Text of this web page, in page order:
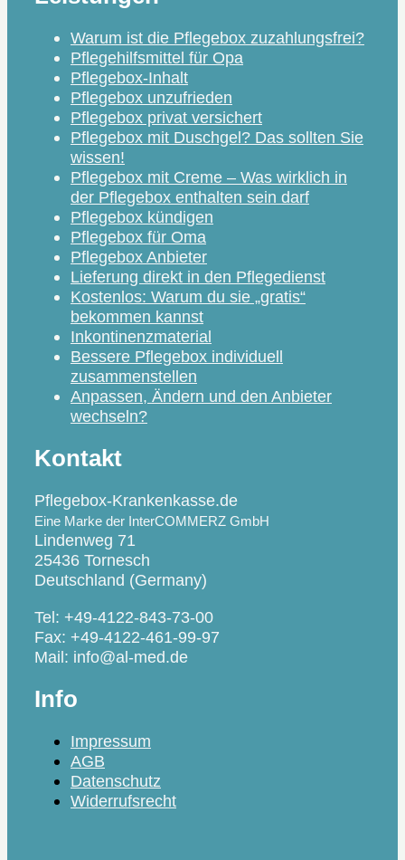
Warum ist die Pflegebox zuzahlungsfrei?
Pflegehilfsmittel für Opa
Pflegebox-Inhalt
Pflegebox unzufrieden
Pflegebox privat versichert
Pflegebox mit Duschgel? Das sollten Sie
wissen!
Pflegebox mit Creme – Was wirklich in
der Pflegebox enthalten sein darf
Pflegebox kündigen
Pflegebox für Oma
Pflegebox Anbieter
Lieferung direkt in den Pflegedienst
Kostenlos: Warum du sie „gratis“
bekommen kannst
Inkontinenzmaterial
Bessere Pflegebox individuell
zusammenstellen
Anpassen, Ändern und den Anbieter
wechseln?
Kontakt
Pflegebox-Krankenkasse.de
Eine Marke der InterCOMMERZ GmbH
Lindenweg 71
25436 Tornesch
Deutschland (Germany)
Tel: +49-4122-843-73-00
Fax: +49-4122-461-99-97
Mail: info@al-med.de
Info
Impressum
AGB
Datenschutz
Widerrufsrecht